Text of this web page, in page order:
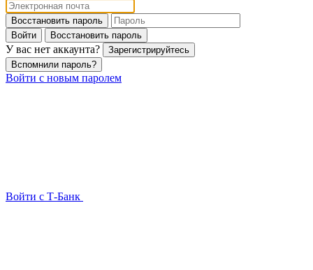
Восстановить пароль
Войти
Восстановить пароль
У вас нет аккаунта?
Зарегистрируйтесь
Вспомнили пароль?
Войти с новым паролем
Войти с Т-Банк